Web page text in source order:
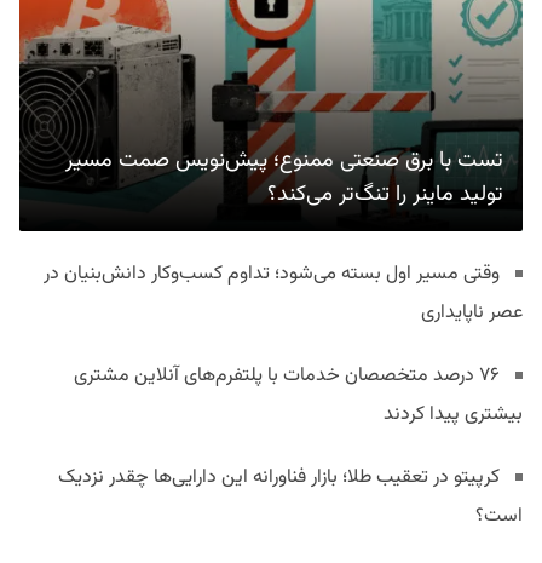
تست با برق صنعتی ممنوع؛ پیش‌نویس صمت مسیر
تولید ماینر را تنگ‌تر می‌کند؟
وقتی مسیر اول بسته می‌شود؛ تداوم کسب‌وکار دانش‌بنیان در
عصر ناپایداری
۷۶ درصد متخصصان خدمات با پلتفرم‌های آنلاین مشتری
بیشتری پیدا کردند
کرپیتو در تعقیب طلا؛ بازار فناورانه این دارایی‌ها چقدر نزدیک
است؟